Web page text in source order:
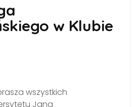
w Klubie
wszystkich
Jana